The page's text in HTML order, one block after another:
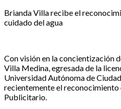
Brianda Villa recibe el
cuidado del agua
Con visión en la concientización
Villa Medina, egresada de la
Universidad Autónoma de
recientemente el
Publicitario.